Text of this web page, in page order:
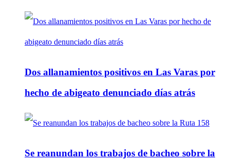
Dos allanamientos positivos en Las Varas por
hecho de abigeato denunciado días atrás
Se reanundan los trabajos de bacheo sobre la